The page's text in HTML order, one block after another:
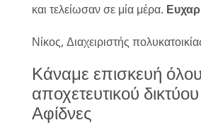
και τελείωσαν σε μία μέρα.
Νίκος, Διαχειριστής
Κάναμε επισκευή
αποχετευτικού δικτύου
Αφίδνες